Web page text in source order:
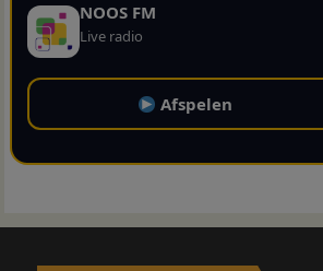
NOOS FM
Live radio
Afspelen